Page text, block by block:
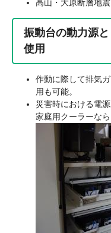
高山・大原断層地震
振動台の動力源
使用
作動に際して排気
用も可能。
災害時における電
家庭用クーラーな